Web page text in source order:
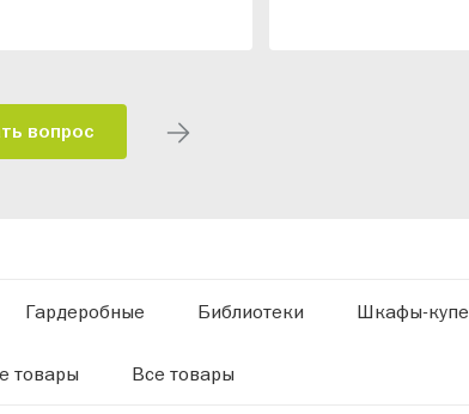
вопрос
Гардеробные Библиотеки Шкафы-купе
товары Все товары